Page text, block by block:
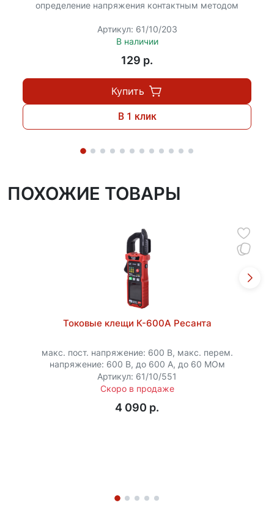
определение напряжения контактным методом
Артикул: 61/10/203
В наличии
129 p.
Купить
В 1 клик
ПОХОЖИЕ ТОВАРЫ
Токовые клещи К-600А Ресанта
мaкс. пост. напряжение: 600 В, мaкс. перем.
напряжение: 600 В, до 600 А, до 60 МОм
Артикул: 61/10/551
Скоро в продаже
4 090 p.